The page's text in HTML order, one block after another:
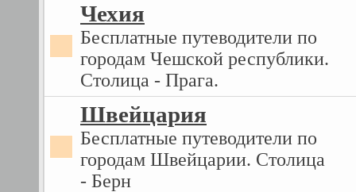
Чехия
Бесплатные путеводители по
городам Чешской республики.
Столица - Прага.
Швейцария
Бесплатные путеводители по
городам Швейцарии. Столица
- Берн